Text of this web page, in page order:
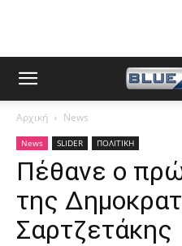
Αρχική News
News SLIDER ΠΟΛΙΤΙΚΗ
Πέθανε ο
της
Σαρτζετάκης